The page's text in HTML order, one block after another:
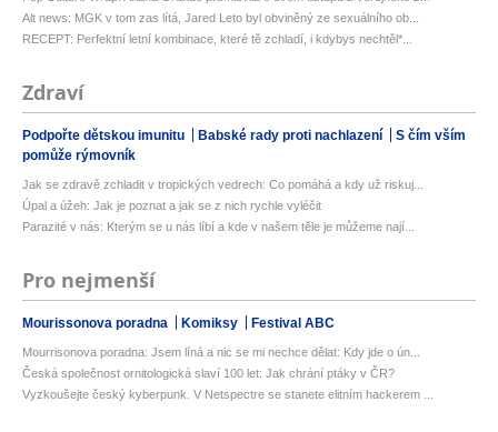
Alt news: MGK v tom zas lítá, Jared Leto byl obviněný ze sexuálního ob...
RECEPT: Perfektní letní kombinace, které tě zchladí, i kdybys nechtěl*...
Zdraví
Podpořte dětskou imunitu Babské rady proti nachlazení
S čím vším
pomůže rýmovník
Jak se zdravě zchladit v tropických vedrech: Co pomáhá a kdy už riskuj...
Úpal a úžeh: Jak je poznat a jak se z nich rychle vyléčit
Parazité v nás: Kterým se u nás líbí a kde v našem těle je můžeme nají...
Pro nejmenší
Mourissonova poradna Komiksy Festival ABC
Mourrisonova poradna: Jsem líná a nic se mi nechce dělat: Kdy jde o ún...
Česká společnost ornitologická slaví 100 let: Jak chrání ptáky v ČR?
Vyzkoušejte český kyberpunk. V Netspectre se stanete elitním hackerem ...